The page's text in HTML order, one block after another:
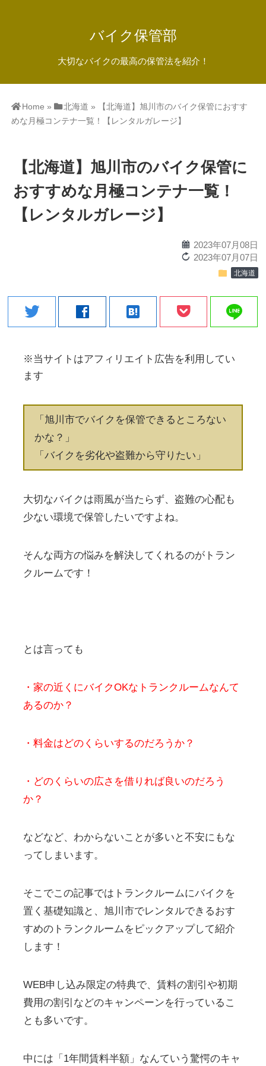
バイク保管部
大切なバイクの最高の保管法を紹介！
Home » 北海道 »
【北海道】旭川市のバイク保管におすす
めな月極コンテナ一覧！【レンタルガレージ】
【北海道】旭川市のバイク保管に
おすすめな月極コンテナ一覧！
【レンタルガレージ】
calendar 2023年07月08日
reload 2023年07月07日
folder 北海道
twitter facebook hatenabookmark line
※当サイトはアフィリエイト広告を利用してい
ます
「旭川市でバイクを保管できるところない
かな？」
「バイクを劣化や盗難から守りたい」
大切なバイクは雨風が当たらず、盗難の心配も
少ない環境で保管したいですよね。
そんな両方の悩みを解決してくれるのがトラン
クルームです！
とは言っても
・家の近くにバイクOKなトランクルームなんて
あるのか？
・料金はどのくらいするのだろうか？
・どのくらいの広さを借りれば良いのだろう
か？
などなど、わからないことが多いと不安にもな
ってしまいます。
そこでこの記事ではトランクルームにバイクを
置く基礎知識と、旭川市でレンタルできるおす
すめのトランクルームをピックアップして紹介
します！
WEB申し込み限定の特典で、賃料の割引や初期
費用の割引などのキャンペーンを行っているこ
とも多いです。
中には「1年間賃料半額」なんていう驚愕のキャ